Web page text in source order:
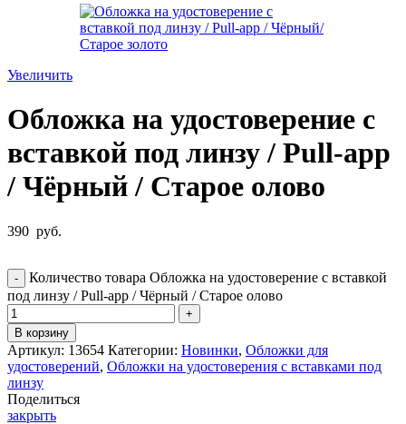
Увеличить
Обложка на удостоверение с
вставкой под линзу / Pull-app
/ Чёрный / Старое олово
390 руб.
Количество товара Обложка на удостоверение с вставкой
под линзу / Pull-app / Чёрный / Старое олово
В корзину
Артикул: 13654 Категории: Новинки, Обложки для
удостоверений, Обложки на удостоверения с вставками под
линзу
Поделиться
закрыть